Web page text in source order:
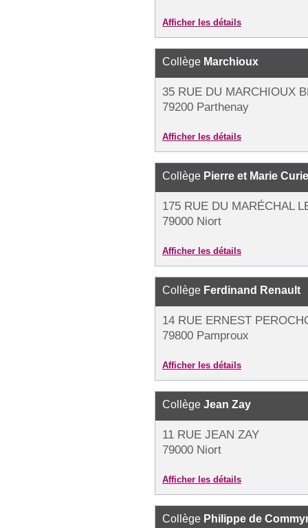
Afficher les détails
Collège Marchioux
35 RUE DU MARCHIOUX
79200 Parthenay
Afficher les détails
Collège Pierre et Marie Curie
175 RUE DU MARÉCHAL
79000 Niort
Afficher les détails
Collège Ferdinand Renault
14 RUE ERNEST
79800 Pamproux
Afficher les détails
Collège Jean Zay
11 RUE JEAN ZAY
79000 Niort
Afficher les détails
Collège Philippe de